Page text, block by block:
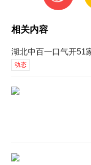
相关内容
湖北中百一口气开51
动态